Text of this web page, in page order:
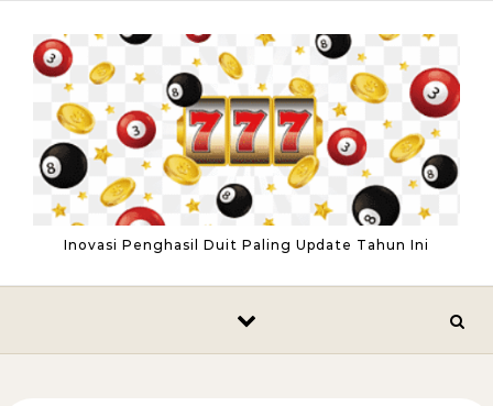
Inovasi Penghasil Duit Paling Update Tahun Ini